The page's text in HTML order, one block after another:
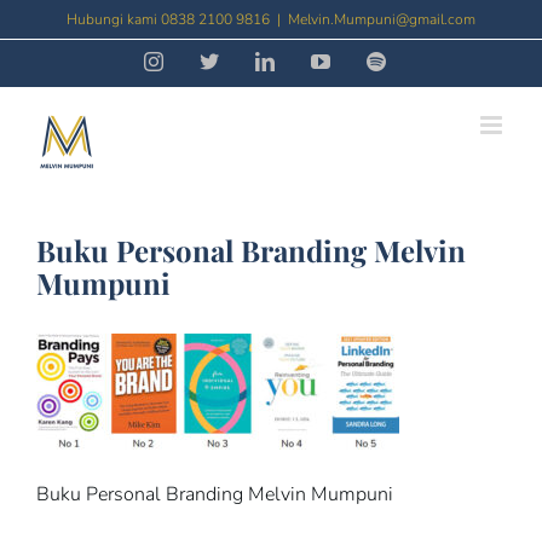
to
Hubungi kami 0838 2100 9816 | Melvin.Mumpuni@gmail.com
InstagramThreadsLinkedInYouTubeSpotify
Buku Personal Branding Melvin
Mumpuni
Buku Personal Branding Melvin Mumpuni